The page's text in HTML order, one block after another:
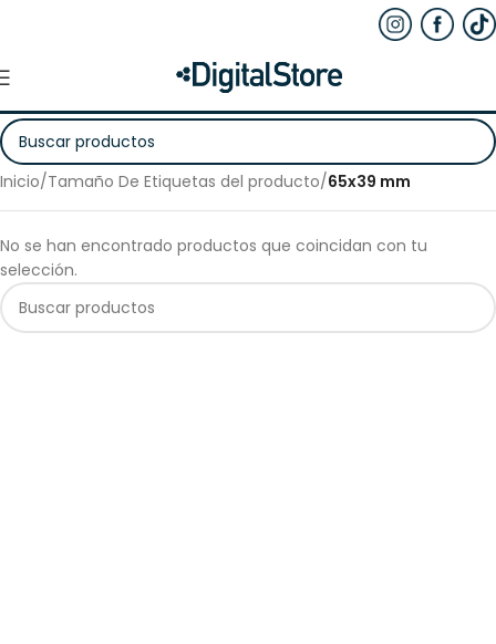
Inicio/Tamaño De Etiquetas del producto/65x39 mm
No se han encontrado productos que coincidan con tu
selección.